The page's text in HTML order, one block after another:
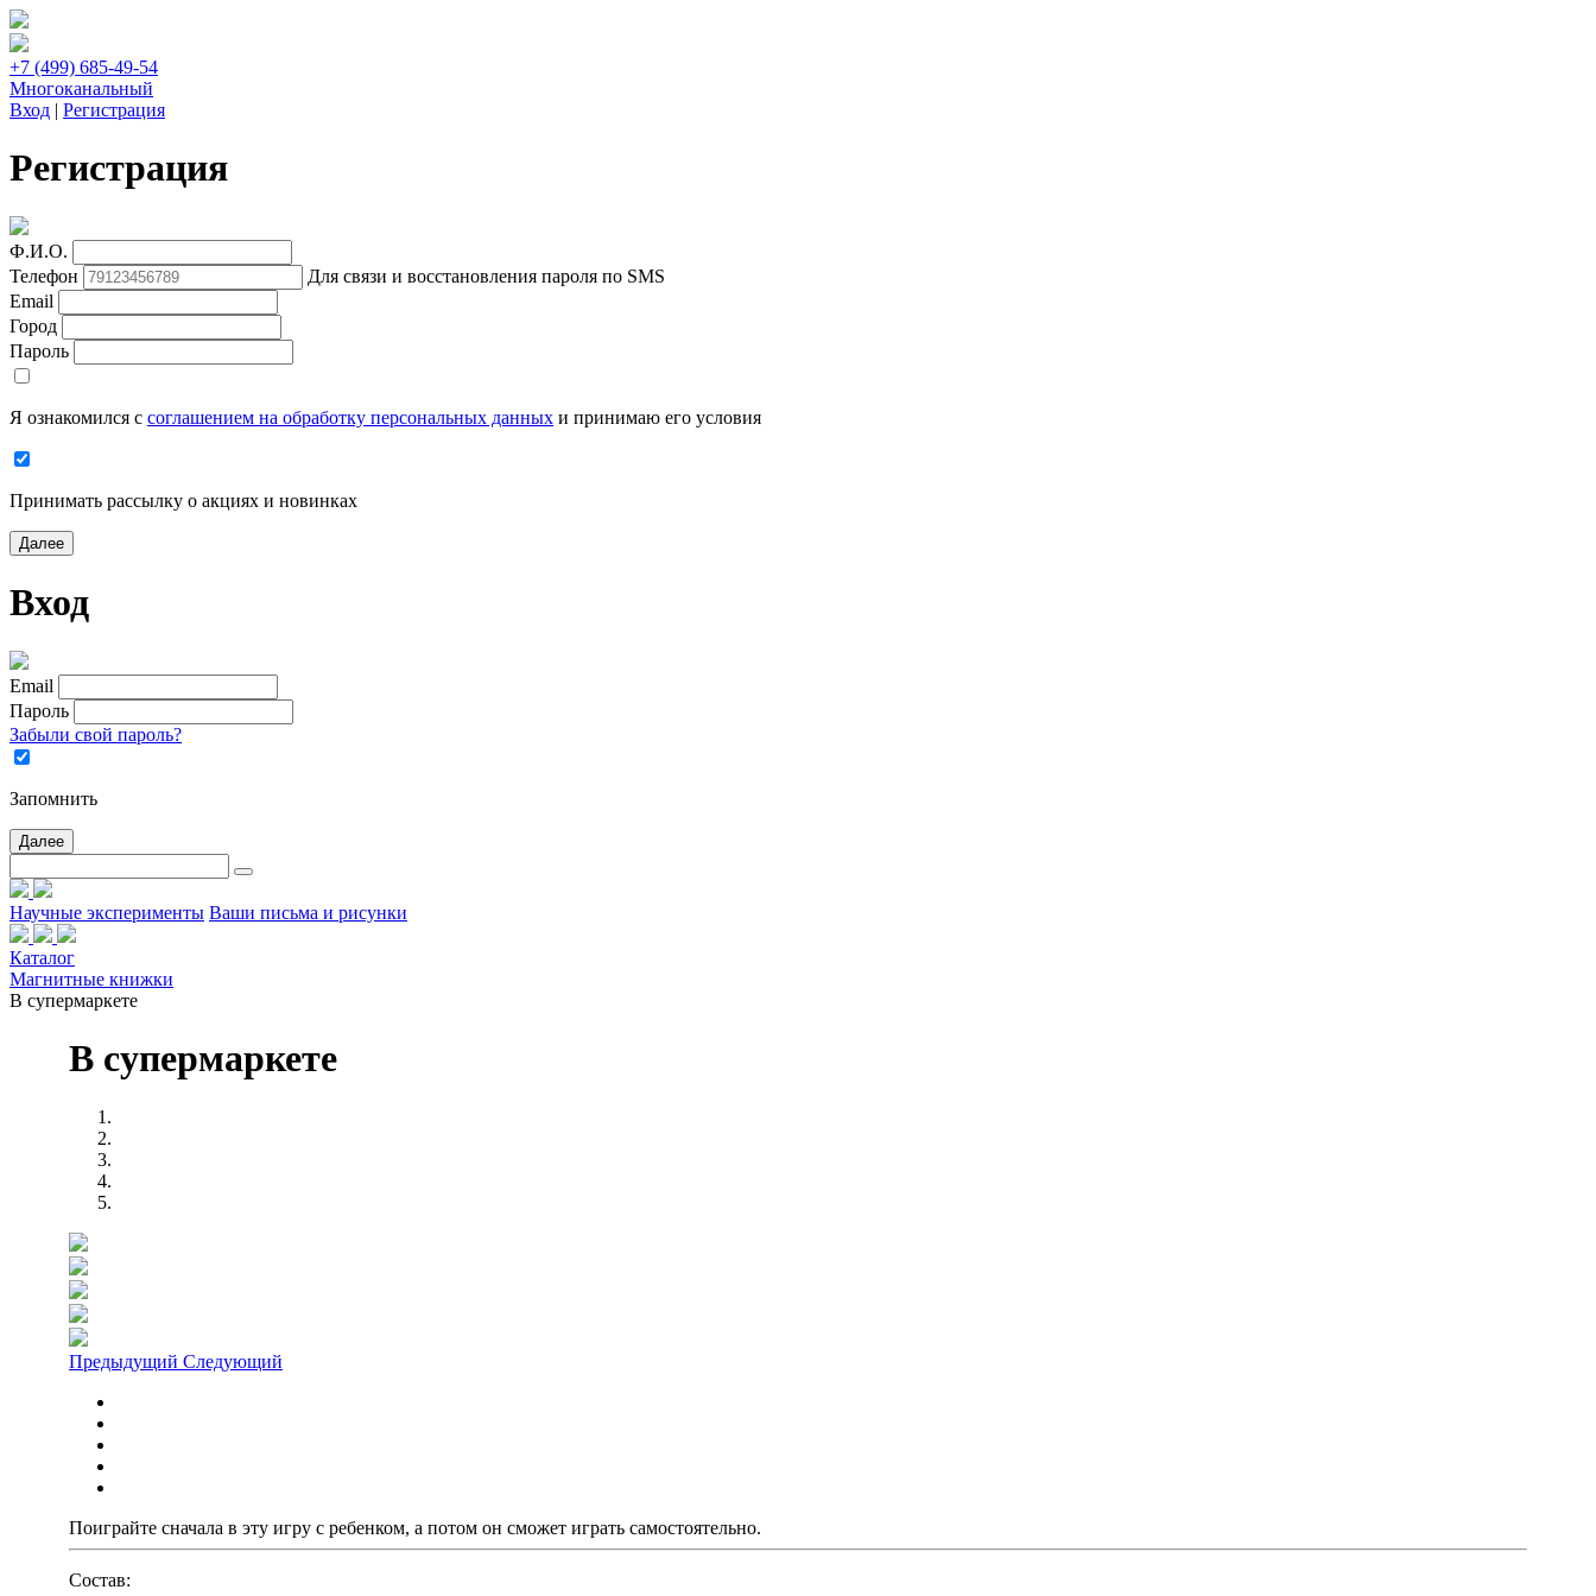
+7 (499) 685-49-54
Многоканальный
Вход | Регистрация
Регистрация
Ф.И.О.
Телефон
Для связи и восстановления пароля по SMS
Email
Город
Пароль
Я ознакомился с соглашением на обработку персональных данных и принимаю его условия
Принимать рассылку о акциях и новинках
Далее
Вход
Email
Пароль
Забыли свой пароль?
Запомнить
Далее
Научные эксперименты Ваши письма и рисунки
Каталог
Магнитные книжки
В супермаркете
В супермаркете
Предыдущий Следующий
Поиграйте сначала в эту игру с ребенком, а потом он сможет играть самостоятельно.
Состав: